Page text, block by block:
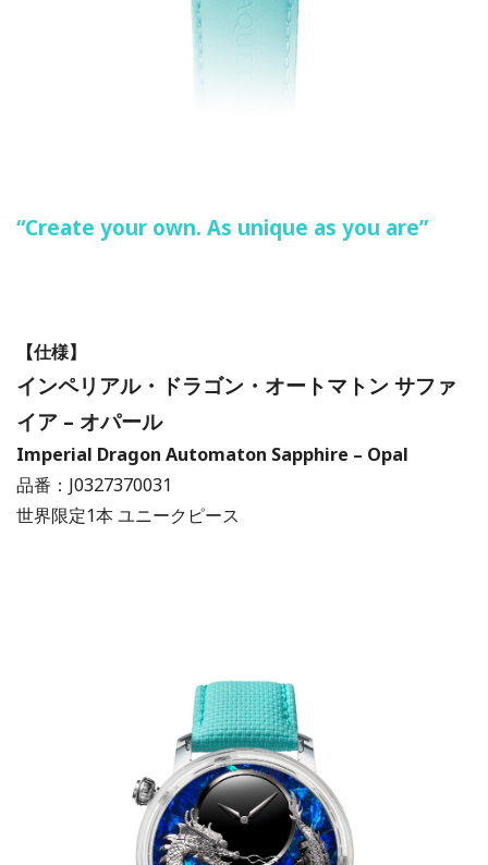
“Create your own. As unique as you are”
【仕様】
インペリアル・ドラゴン・オートマトン サファ
イア – オパール
Imperial Dragon Automaton Sapphire – Opal
品番：J0327370031
世界限定1本 ユニークピース